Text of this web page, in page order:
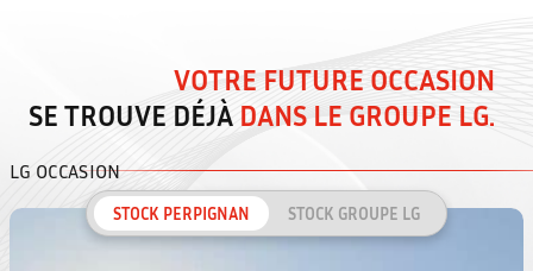
VOTRE FUTURE OCCASION
SE TROUVE DÉJÀ DANS LE GROUPE LG.
LG OCCASION
STOCK PERPIGNAN STOCK GROUPE LG